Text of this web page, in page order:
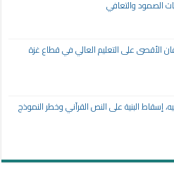
الصمود والتعافي
الأقصى على التعليم العالي في قطاع غزة
إسقاط البنية على النص القرآني وخطر النموذج